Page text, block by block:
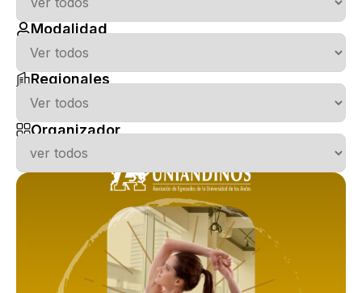
Modalidad
Regionales
Organizador